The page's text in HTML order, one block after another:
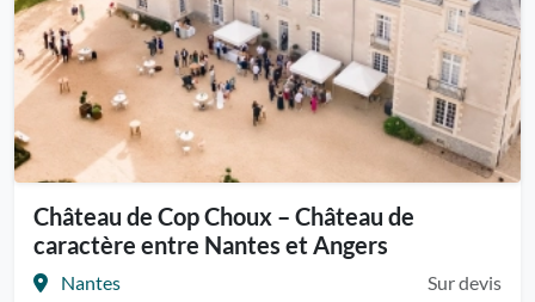
Château de Cop Choux – Château de
caractère entre Nantes et Angers
Nantes Sur devis